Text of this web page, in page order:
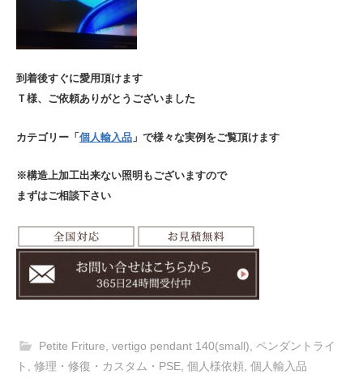
到着後すぐに愛用頂けます
Ｔ様、ご依頼ありがとうございました
カテゴリー「個人輸入品 」で様々な実例をご覧頂けます
※構造上加工出来ない照明もございますので
まずはご相談下さい
Petite Friture, vertigo pendant 140(small), ペンダントライ
ト
修理・修復・カスタム・PSE 個人様依頼 個人輸入品